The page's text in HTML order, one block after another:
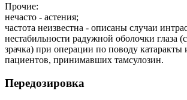
Прочие:
нечасто - астения;
частота неизвестна - описаны случаи
нестабильности радужной оболочки глаза
зрачка) при операции по поводу катаракты
пациентов, принимавших тамсулозин.
Передозировка